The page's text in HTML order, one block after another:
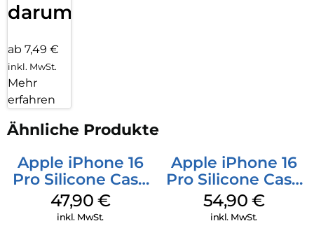
darum!
ab 7,49 €
inkl. MwSt.
Mehr
erfahren
Ähnliche Produkte
Apple iPhone 16
Pro Silicone Case
MagSafe Denim
47,90 €
inkl. MwSt.
Apple iPhone 16
Pro Silicone Case
MagSafe Black
54,90 €
inkl. MwSt.